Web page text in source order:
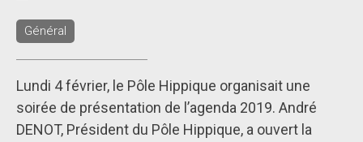
Général
Lundi 4 février, le Pôle Hippique organisait une
soirée de présentation de l’agenda 2019. André
DENOT, Président du Pôle Hippique, a ouvert la